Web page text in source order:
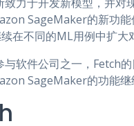
SageMaker的新功
在不同的ML用例中扩大
软件公司之一，Fetch
SageMaker的功能继